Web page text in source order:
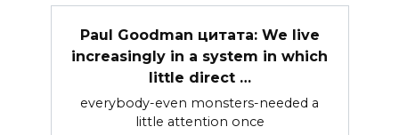
Paul Goodman цитата: We live
increasingly in a system in which
little direct …
everybody-even monsters-needed a
little attention once